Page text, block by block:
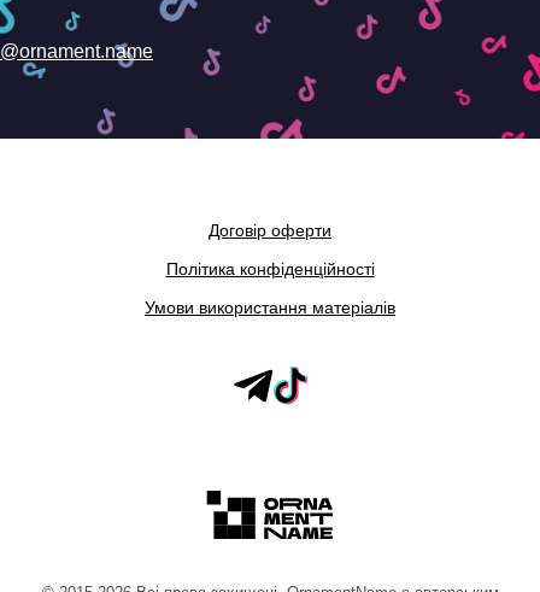
@ornament.name
Договір оферти
Політика конфіденційності
Умови використання матеріалів